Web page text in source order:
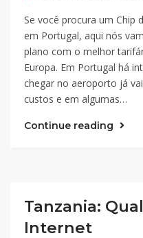
Se você procura um Chip
em Portugal, aqui nós
plano com o melhor
Europa. Em Portugal há
chegar no aeroporto já
custos e em algumas…
Continue reading
Tanzania:
Internet